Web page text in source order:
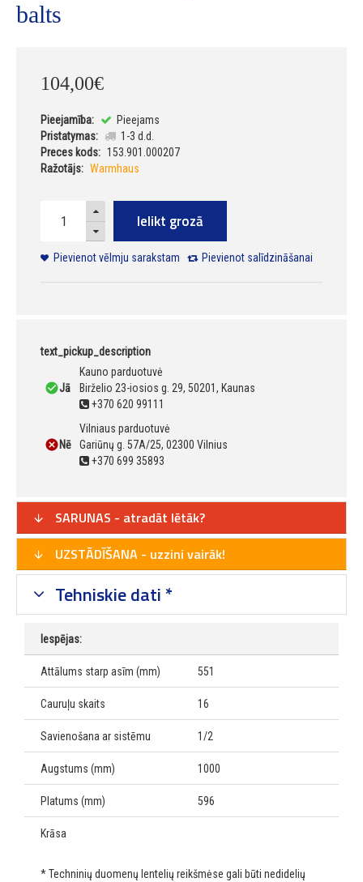
balts
104,00€
Pieejamība:
Pieejams
Pristatymas:
1-3 d.d.
Preces kods: 153.901.000207
Ražotājs: Warmhaus
Ielikt grozā
Pievienot vēlmju sarakstam Pievienot salīdzināšanai
text_pickup_description
Jā
Kauno parduotuvė
Birželio 23-iosios g. 29, 50201, Kaunas
+370 620 99111
Nē
Vilniaus parduotuvė
Gariūnų g. 57A/25, 02300 Vilnius
+370 699 35893
SARUNAS - atradāt lētāk?
UZSTĀDĪŠANA - uzzini vairāk!
Tehniskie dati *
Iespējas:
Attālums starp asīm (mm) 551
Cauruļu skaits 16
Savienošana ar sistēmu 1/2
Augstums (mm) 1000
Platums (mm) 596
Krāsa
* Techninių duomenų lentelių reikšmėse gali būti nedidelių